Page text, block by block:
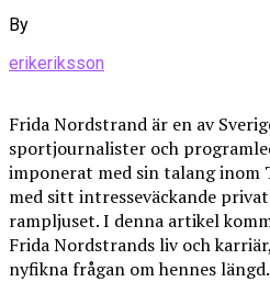
By
erikeriksson
Frida Nordstrand är en av
sportjournalister och
imponerat med sin talang inom
med sitt intresseväckande
rampljuset. I denna artikel
Frida Nordstrands liv och
nyfikna frågan om hennes längd.